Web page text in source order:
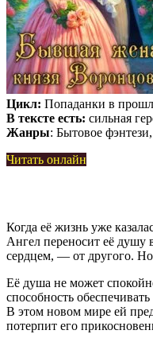
Цикл: Попаданки в
В тексте есть: сильная
Жанры: Бытовое
Читать онлайн
Когда её жизнь уже
Ангел переносит её душу
сердцем, — от другого. Но
Её душа не может
способность
В этом новом мире ей
потерпит его